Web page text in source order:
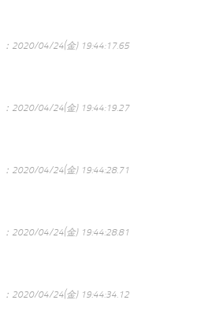
：2020/04/24(金) 19:44:17.65
：2020/04/24(金) 19:44:19.27
：2020/04/24(金) 19:44:28.71
：2020/04/24(金) 19:44:28.81
：2020/04/24(金) 19:44:34.12